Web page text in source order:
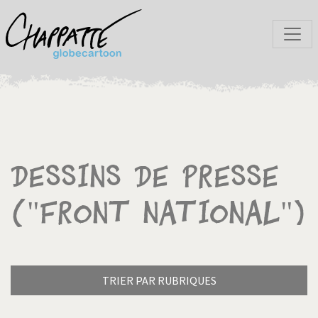
Dessins de presse
("Front National")
TRIER PAR RUBRIQUES